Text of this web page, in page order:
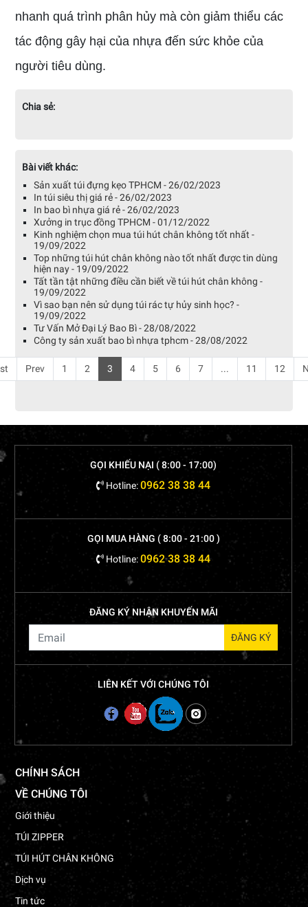
nhanh quá trình phân hủy mà còn giảm thiểu các
tác động gây hại của nhựa đến sức khỏe của
người tiêu dùng.
Chia sẻ:
Bài viết khác:
Sản xuất túi đựng kẹo TPHCM - 26/02/2023
In túi siêu thị giá rẻ - 26/02/2023
In bao bì nhựa giá rẻ - 26/02/2023
Xưởng in trục đồng TPHCM - 01/12/2022
Kinh nghiệm chọn mua túi hút chân không tốt nhất -
19/09/2022
Top những túi hút chân không nào tốt nhất được tin dùng
hiện nay - 19/09/2022
Tất tần tật những điều cần biết về túi hút chân không -
19/09/2022
Vì sao bạn nên sử dụng túi rác tự hủy sinh học? -
19/09/2022
Tư Vấn Mở Đại Lý Bao Bì - 28/08/2022
Công ty sản xuất bao bì nhựa tphcm - 28/08/2022
Prev 1 2 3 4 5 6 7 ... 11 12
GỌI KHIẾU NẠI ( 8:00 - 17:00)
Hotline:0962 38 38 44
GỌI MUA HÀNG ( 8:00 - 21:00 )
Hotline:0962 38 38 44
ĐĂNG KÝ NHẬN KHUYẾN MÃI
LIÊN KẾT VỚI CHÚNG TÔI
CHÍNH SÁCH
VỀ CHÚNG TÔI
Giới thiệu
TÚI ZIPPER
TÚI HÚT CHÂN KHÔNG
Dịch vụ
Tin tức